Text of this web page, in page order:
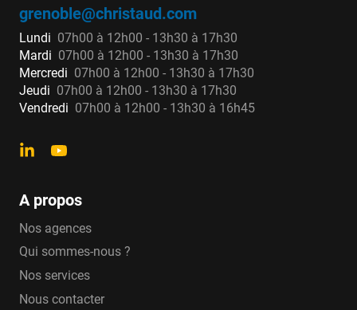
grenoble@christaud.com
Lundi 07h00 à 12h00 - 13h30 à 17h30
Mardi 07h00 à 12h00 - 13h30 à 17h30
Mercredi 07h00 à 12h00 - 13h30 à 17h30
Jeudi 07h00 à 12h00 - 13h30 à 17h30
Vendredi 07h00 à 12h00 - 13h30 à 16h45
A propos
Nos agences
Qui sommes-nous ?
Nos services
Nous contacter